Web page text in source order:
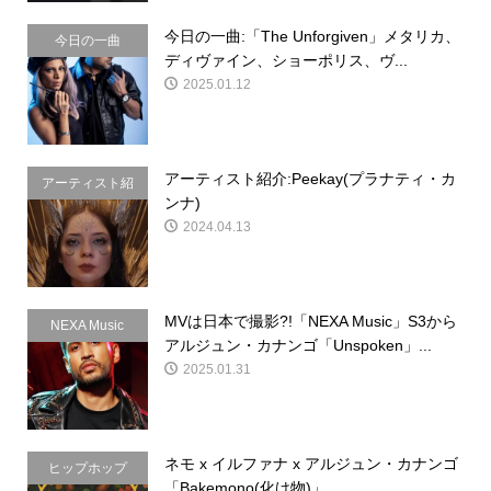
今日の一曲
今日の一曲:「The Unforgiven」メタリカ、
ディヴァイン、ショーポリス、ヴ...
2025.01.12
アーティスト紹
介
アーティスト紹介:Peekay(プラナティ・カ
ンナ)
2024.04.13
NEXA Music
MVは日本で撮影?!「NEXA Music」S3から
アルジュン・カナンゴ「Unspoken」...
2025.01.31
ヒップホップ
ネモ x イルファナ x アルジュン・カナンゴ